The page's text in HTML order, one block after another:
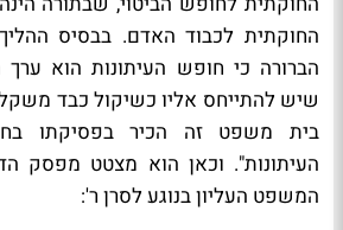
החוקתית לכבוד האדם. בבסיס
הברורה כי חופש העיתונות הוא ערך
שיש להתייחס אליו כשיקול כבד
בית משפט זה הכיר בפסיקתו
העיתונות". וכאן הוא מצטט מפסק
המשפט העליון בנוגע לסרן ר':